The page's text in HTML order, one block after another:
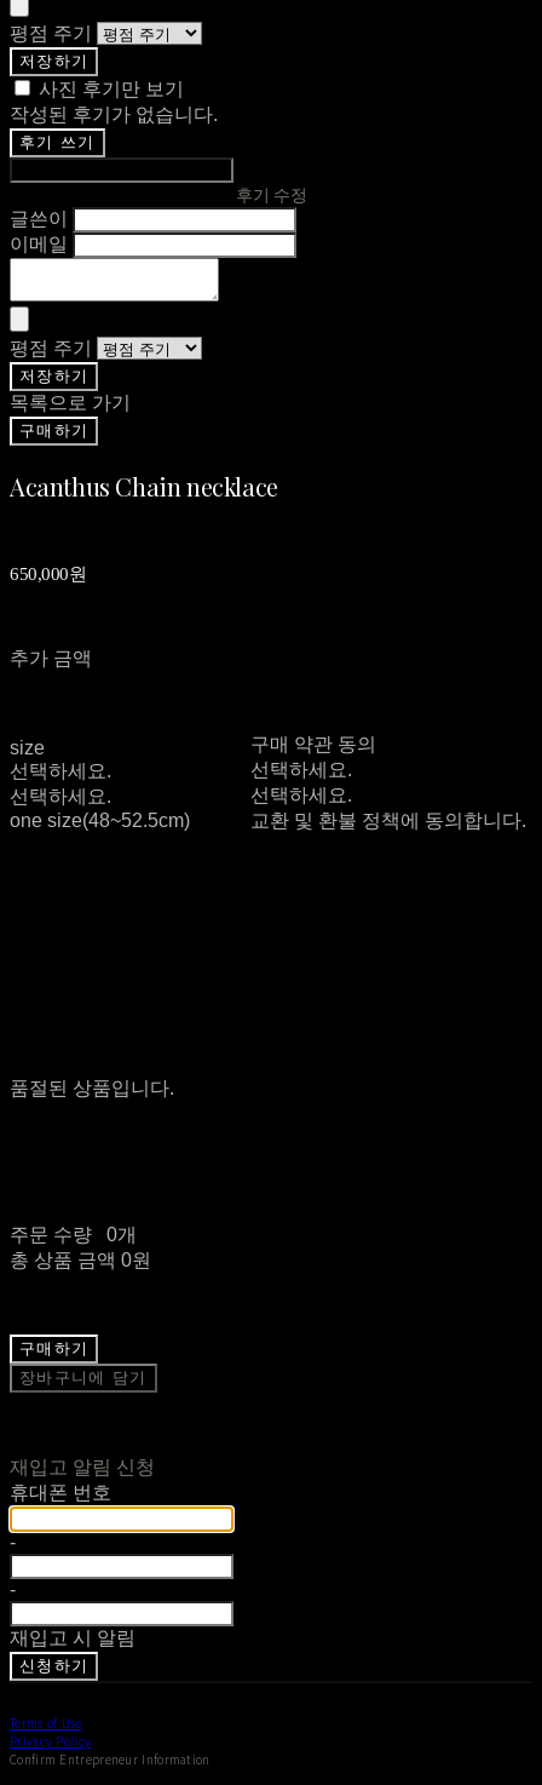
평점 주기
저장하기
사진 후기만 보기
작성된 후기가 없습니다.
후기 쓰기
후기 수정
글쓴이
이메일
평점 주기
저장하기
목록으로 가기
구매하기
Acanthus Chain necklace
650,000원
추가 금액
size
선택하세요.
선택하세요.
one size(48~52.5cm)
구매 약관 동의
선택하세요.
선택하세요.
교환 및 환불 정책에 동의합니다.
품절된 상품입니다.
주문 수량
0개
총 상품 금액 0원
구매하기
장바구니에 담기
재입고 알림 신청
휴대폰 번호
-
-
재입고 시 알림
신청하기
Terms of Use
Privacy Policy
Confirm Entrepreneur Information